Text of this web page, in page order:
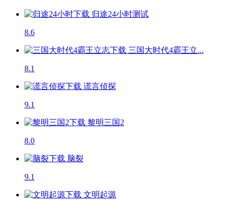
归途24小时测试
8.6
三国大时代4霸王立...
8.1
谎言侦探
9.1
黎明三国2
8.0
脑裂
9.1
文明起源